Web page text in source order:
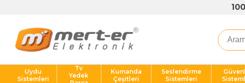
Uydu
Sistemleri
Tv
Yedek
Kumanda
Çeşitleri
Seslendirme
Sistemleri